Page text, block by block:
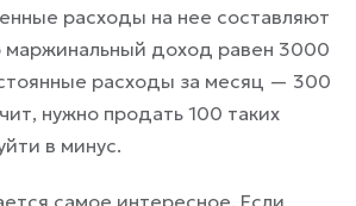
расходы на нее составляют
маржинальный доход равен 3000
расходы за месяц — 300
нужно продать 100 таких
в минус.
самое интересное. Если